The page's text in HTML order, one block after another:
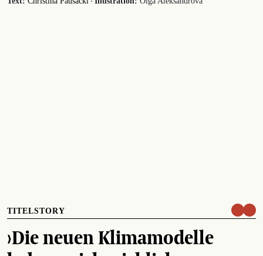
TITELSTORY
›Die neuen Klimamodelle